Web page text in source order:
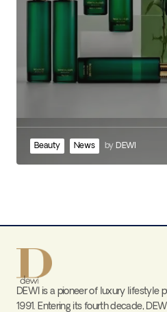
Beauty News by DEWI
DEWI is a pioneer of luxury lifestyle
1991. Entering its fourth decade,